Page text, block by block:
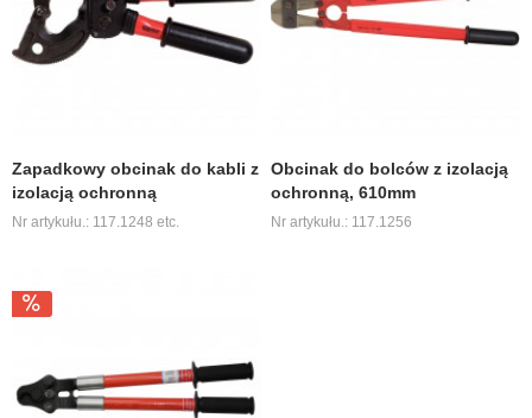
Zapadkowy obcinak do kabli z
izolacją ochronną
Nr artykułu.: 117.1248 etc.
Obcinak do bolców z izolacją
ochronną, 610mm
Nr artykułu.: 117.1256